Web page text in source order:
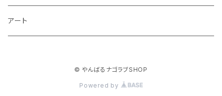
調味料
アート
© やんばるナゴラブSHOP
Powered by